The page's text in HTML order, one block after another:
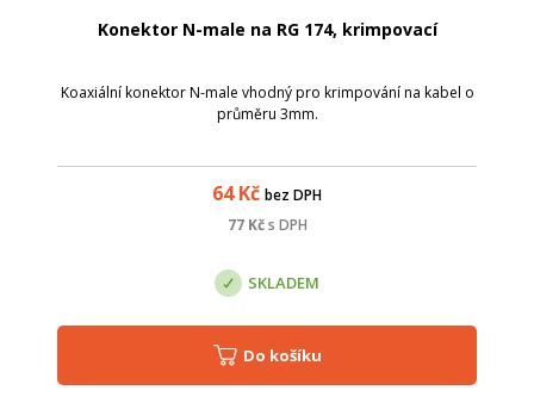
Konektor N-male na RG 174, krimpovací
Koaxiální konektor N-male vhodný pro krimpování na kabel o
průměru 3mm.
64Kč bez DPH
77Kč s DPH
SKLADEM
Do košíku